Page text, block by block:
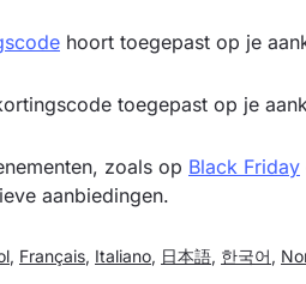
hoort toegepast op je
toegepast op je
zoals op Black Friday
aanbiedingen.
, Français, Italiano, 日本語, 한국어 ,